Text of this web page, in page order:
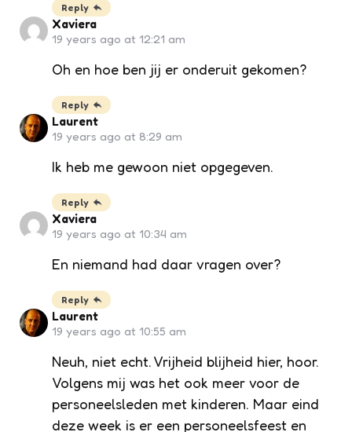
Reply
Xaviera
19 years ago at 12:21 am
Oh en hoe ben jij er onderuit gekomen?
Reply
Laurent
19 years ago at 8:29 am
Ik heb me gewoon niet opgegeven.
Reply
Xaviera
19 years ago at 10:34 am
En niemand had daar vragen over?
Reply
Laurent
19 years ago at 10:55 am
Neuh, niet echt. Vrijheid blijheid hier, hoor.
Volgens mij was het ook meer voor de
personeelsleden met kinderen. Maar eind
deze week is er een personeelsfeest en